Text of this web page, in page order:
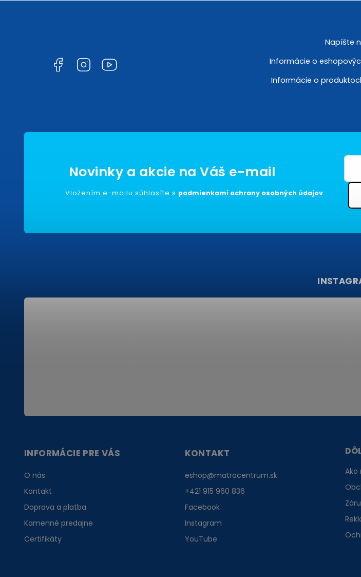
FacebookInstagram
Vložením e-mailu súhlasíte s podmienkami ochrany osobných údajov
INFORMÁCIE PRE VÁS
O nás
Kontakt
Doprava a platba
Kamenné predajne
Certifikáty
KONTAKT
eshop@matracentrum.sk
+421 915 960 836
Facebook
Instagram
YouTube
Ako